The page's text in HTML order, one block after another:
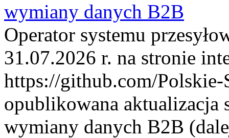
wymiany danych B2B
Operator systemu
31.07.2026 r. na stronie
https://github.com/Polskie-
opublikowana aktualizacja
wymiany danych B2B